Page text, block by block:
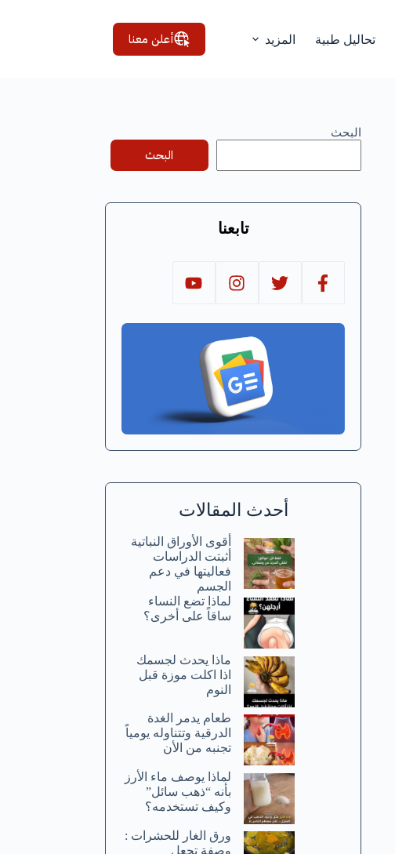
تحاليل طبية المزيد أعلن معنا
البحث
البحث
تابعنا
أحدث المقالات
أقوى الأوراق النباتية
أثبتت الدراسات
فعاليتها في دعم
الجسم
لماذا تضع النساء
ساقاً على أخرى؟
ماذا يحدث لجسمك
اذا اكلت موزة قبل
النوم
طعام يدمر الغدة
الدرقية وتتناوله يومياً
تجنبه من الأن
لماذا يوصف ماء الأرز
بأنه “ذهب سائل”
وكيف تستخدمه؟
ورق الغار للحشرات :
وصفة تجعل